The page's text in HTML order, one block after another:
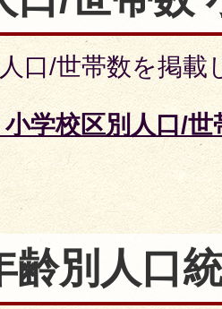
口/世帯数を掲載
学校区別人口/
齢別人口